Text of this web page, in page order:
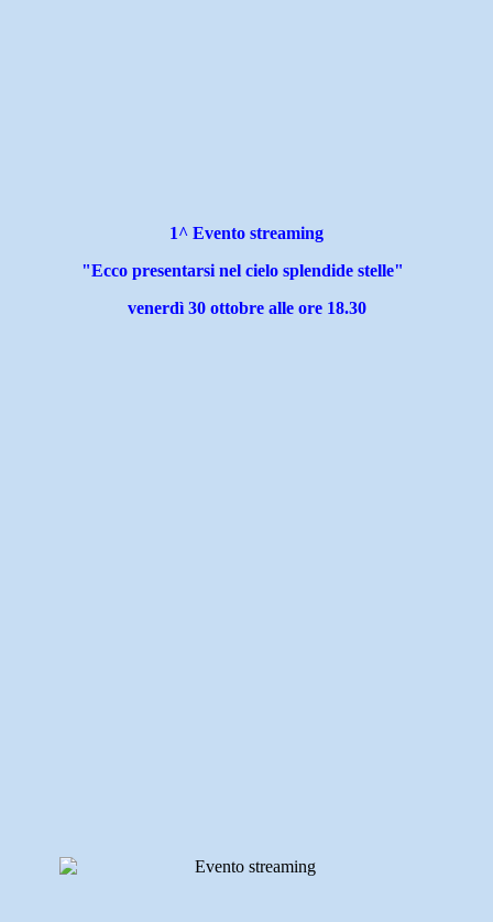
1^ Evento streaming
"Ecco presentarsi nel cielo splendide stelle"
venerdì 30 ottobre alle ore 18.30